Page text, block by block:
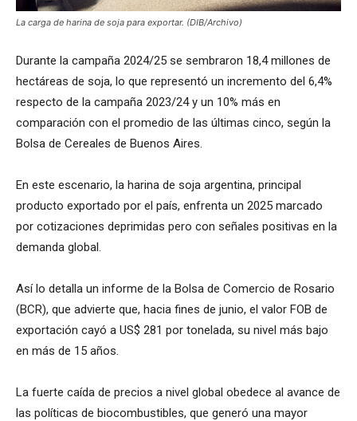
La carga de harina de soja para exportar. (DIB/Archivo)
Durante la campaña 2024/25 se sembraron 18,4 millones de
hectáreas de soja, lo que representó un incremento del 6,4%
respecto de la campaña 2023/24 y un 10% más en
comparación con el promedio de las últimas cinco, según la
Bolsa de Cereales de Buenos Aires.
En este escenario, la harina de soja argentina, principal
producto exportado por el país, enfrenta un 2025 marcado
por cotizaciones deprimidas pero con señales positivas en la
demanda global.
Así lo detalla un informe de la Bolsa de Comercio de Rosario
(BCR), que advierte que, hacia fines de junio, el valor FOB de
exportación cayó a US$ 281 por tonelada, su nivel más bajo
en más de 15 años.
La fuerte caída de precios a nivel global obedece al avance de
las políticas de biocombustibles, que generó una mayor